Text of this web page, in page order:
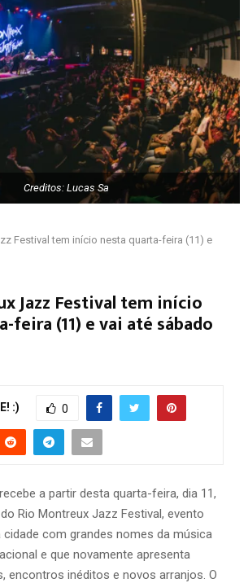
Creditos: Lucas Sa
Festival tem início nesta quarta-feira (11) e
Jazz Festival tem início
feira (11) e vai até sábado
:) 0
a partir desta quarta-feira, dia 11,
Rio Montreux Jazz Festival, evento
com grandes nomes da música
e que novamente apresenta
encontros inéditos e novos arranjos. O